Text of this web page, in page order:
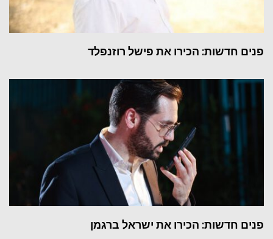
פנים חדשות: הכירו את פישל רוזנפלד
פנים חדשות: הכירו את ישראל ברגמן